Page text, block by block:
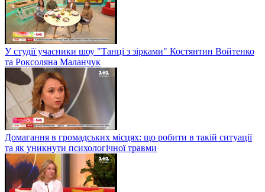
У студії учасники шоу "Танці з зірками" Костянтин Войтенко
та Роксоляна Маланчук
Домагання в громадських місцях: що робити в такій ситуації
та як уникнути психологічної травми